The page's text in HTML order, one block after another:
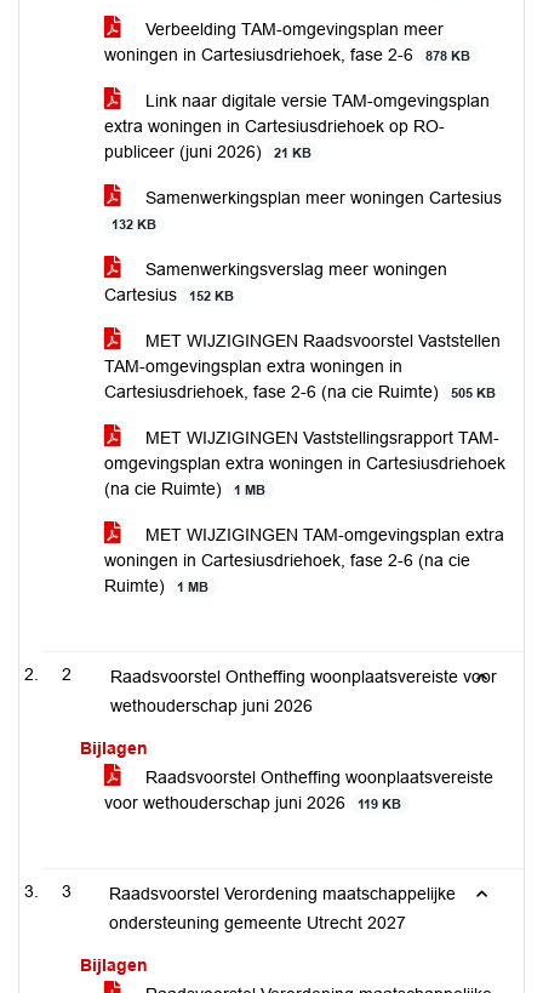
Verbeelding TAM-omgevingsplan meer
woningen in Cartesiusdriehoek, fase 2-6
878 KB
Link naar digitale versie TAM-omgevingsplan
extra woningen in Cartesiusdriehoek op RO-
publiceer (juni 2026)
21 KB
Samenwerkingsplan meer woningen Cartesius
132 KB
Samenwerkingsverslag meer woningen
Cartesius
152 KB
MET WIJZIGINGEN Raadsvoorstel Vaststellen
TAM-omgevingsplan extra woningen in
Cartesiusdriehoek, fase 2-6 (na cie Ruimte)
505 KB
MET WIJZIGINGEN Vaststellingsrapport TAM-
omgevingsplan extra woningen in Cartesiusdriehoek
(na cie Ruimte)
1 MB
MET WIJZIGINGEN TAM-omgevingsplan extra
woningen in Cartesiusdriehoek, fase 2-6 (na cie
Ruimte)
1 MB
2
Raadsvoorstel Ontheffing woonplaatsvereiste voor
wethouderschap juni 2026
Bijlagen
Raadsvoorstel Ontheffing woonplaatsvereiste
voor wethouderschap juni 2026
119 KB
3
Raadsvoorstel Verordening maatschappelijke
ondersteuning gemeente Utrecht 2027
Bijlagen